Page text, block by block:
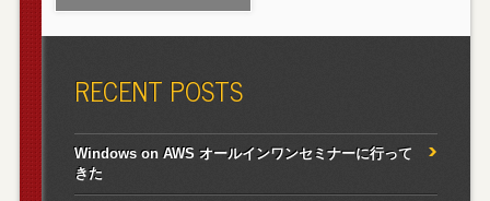
RECENT POSTS
Windows on AWS オールインワンセミナーに行って
きた